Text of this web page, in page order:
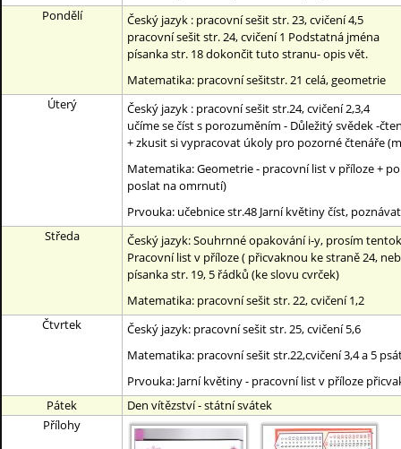
Pondělí
Český jazyk : pracovní sešit str. 23, cvičení 4,5
pracovní sešit str. 24, cvičení 1 Podstatná jména
písanka str. 18 dokončit tuto stranu- opis vět.
Matematika: pracovní sešitstr. 21 celá, geometrie
Úterý
Český jazyk : pracovní sešit str.24, cvičení 2,3,4
učíme se číst s porozuměním - Důležitý svědek -
+ zkusit si vypracovat úkoly pro pozorné čtenáře
Matematika: Geometrie - pracovní list v příloze +
poslat na omrnutí)
Prvouka: učebnice str.48 Jarní květiny číst, poznávat
Středa
Český jazyk: Souhrnné opakování i-y, prosím
Pracovní list v příloze ( přicvaknou ke straně 24,
písanka str. 19, 5 řádků (ke slovu cvrček)
Matematika: pracovní sešit str. 22, cvičení 1,2
Čtvrtek
Český jazyk: pracovní sešit str. 25, cvičení 5,6
Matematika: pracovní sešit str.22,cvičení 3,4 a 5
Prvouka: Jarní květiny - pracovní list v příloze
Pátek
Den vítězství - státní svátek
Přílohy